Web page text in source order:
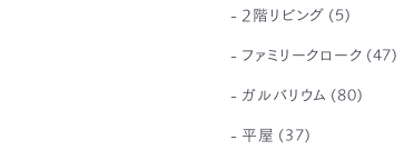
2階リビング (5)
ファミリークローク (47)
ガルバリウム (80)
平屋 (37)